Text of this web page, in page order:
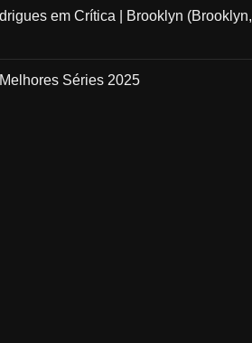
em Crítica | Brooklyn (Brooklyn,
Melhores Séries 2025